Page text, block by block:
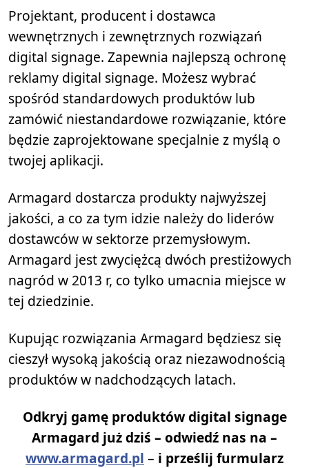
Projektant, producent i dostawca
wewnętrznych i zewnętrznych rozwiązań
digital signage. Zapewnia najlepszą ochronę
reklamy digital signage. Możesz wybrać
spośród standardowych produktów lub
zamówić niestandardowe rozwiązanie, które
będzie zaprojektowane specjalnie z myślą o
twojej aplikacji.
Armagard dostarcza produkty najwyższej
jakości, a co za tym idzie należy do liderów
dostawców w sektorze przemysłowym.
Armagard jest zwyciężcą dwóch prestiżowych
nagród w 2013 r, co tylko umacnia miejsce w
tej dziedzinie.
Kupując rozwiązania Armagard będziesz się
cieszył wysoką jakością oraz niezawodnością
produktów w nadchodzących latach.
Odkryj gamę produktów digital signage
Armagard już dziś – odwiedź nas na –
www.armagard.pl – i prześlij furmularz